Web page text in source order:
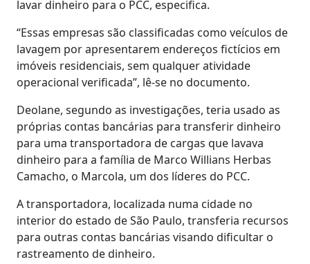
lavar dinheiro para o PCC, especifica.
“Essas empresas são classificadas como veículos de
lavagem por apresentarem endereços fictícios em
imóveis residenciais, sem qualquer atividade
operacional verificada”, lê-se no documento.
Deolane, segundo as investigações, teria usado as
próprias contas bancárias para transferir dinheiro
para uma transportadora de cargas que lavava
dinheiro para a família de Marco Willians Herbas
Camacho, o Marcola, um dos líderes do PCC.
A transportadora, localizada numa cidade no
interior do estado de São Paulo, transferia recursos
para outras contas bancárias visando dificultar o
rastreamento de dinheiro.